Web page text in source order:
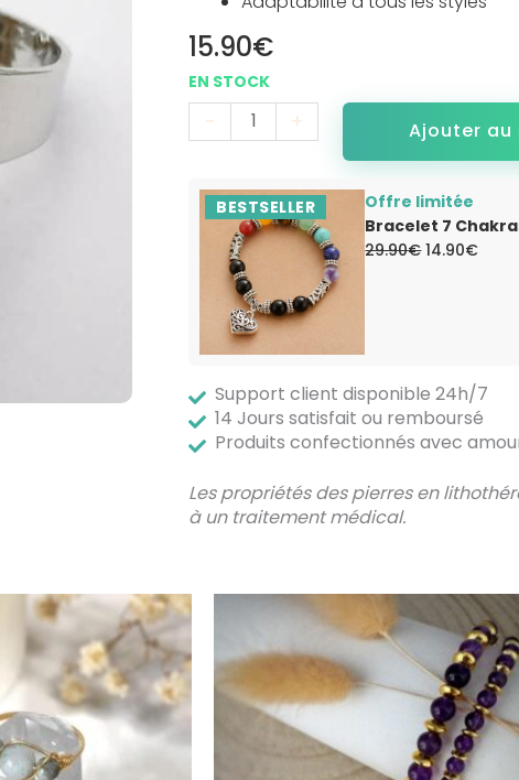
15.90€
- + Ajouter au
BESTSELLER
Offre limitée
Bracelet 7
29.90€Le
prix
14.90€Le
prix
Support client disponible 24h/7
14 Jours satisfait ou remboursé
Produits confectionnés avec
Les propriétés des pierres en
à un traitement médical.